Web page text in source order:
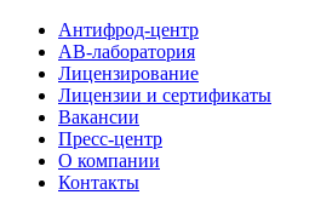
Антифрод-центр
АВ-лаборатория
Лицензирование
Лицензии и сертификаты
Вакансии
Пресс-центр
О компании
Контакты